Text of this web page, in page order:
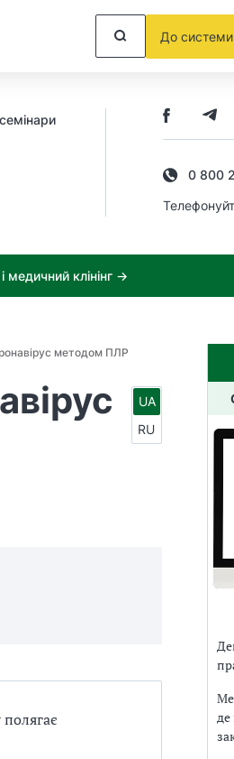
До системи
0 800
клінінг →
методом ПЛР
UA
RU
де